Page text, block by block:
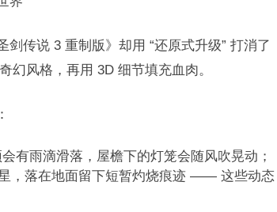
剑传说 3 重制版》却用 “还原式升级” 打消了
幻风格，再用 3D 细节填充血肉。​
有雨滴滑落，屋檐下的灯笼会随风吹晃动；
，落在地面留下短暂灼烧痕迹 —— 这些动态